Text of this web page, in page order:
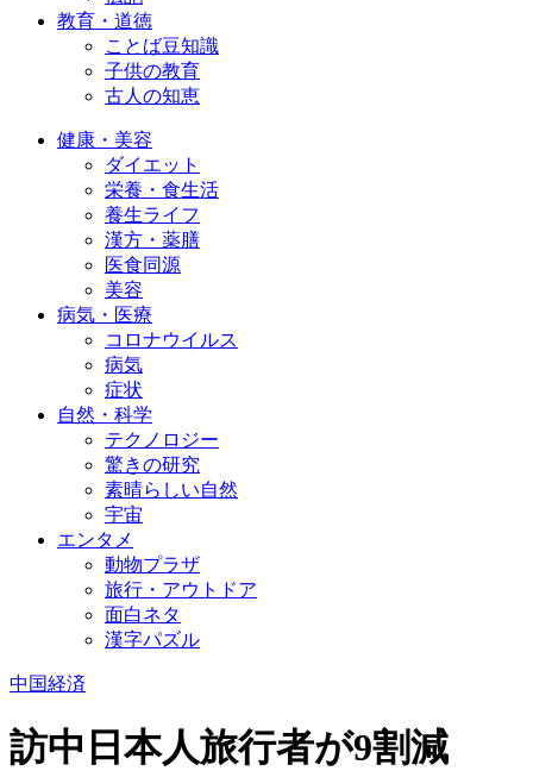
教育・道徳
ことば豆知識
子供の教育
古人の知恵
健康・美容
ダイエット
栄養・食生活
養生ライフ
漢方・薬膳
医食同源
美容
病気・医療
コロナウイルス
病気
症状
自然・科学
テクノロジー
驚きの研究
素晴らしい自然
宇宙
エンタメ
動物プラザ
旅行・アウトドア
面白ネタ
漢字パズル
中国経済
訪中日本人旅行者が9割減